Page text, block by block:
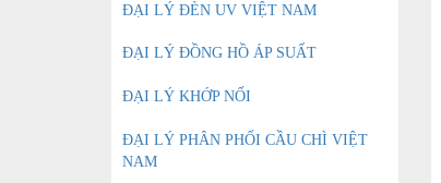
ĐẠI LÝ ĐÈN UV VIỆT NAM
ĐẠI LÝ ĐỒNG HỒ ÁP SUẤT
ĐẠI LÝ KHỚP NỐI
ĐẠI LÝ PHÂN PHỐI CẦU CHÌ VIỆT
NAM